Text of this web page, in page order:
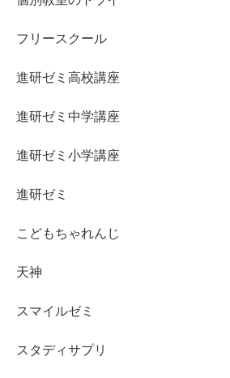
フリースクール
進研ゼミ高校講座
進研ゼミ中学講座
進研ゼミ小学講座
進研ゼミ
こどもちゃれんじ
天神
スマイルゼミ
スタディサプリ